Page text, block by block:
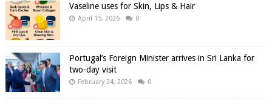
Vaseline uses for Skin, Lips & Hair
April 15, 2026 0
Portugal’s Foreign Minister arrives in Sri Lanka for
two-day visit
February 24, 2026 0